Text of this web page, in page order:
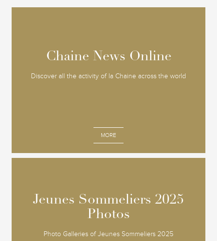
Chaine News Online
Discover all the activity of la Chaine across the world
MORE
Chaine News Online
Jeunes Sommeliers 2025
Photos
Photo Galleries of Jeunes Sommeliers 2025
Jeunes Sommeliers 2025
Photos